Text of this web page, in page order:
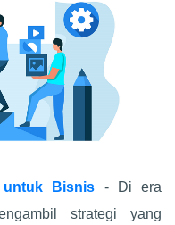
Bisnis - Di era
strategi yang